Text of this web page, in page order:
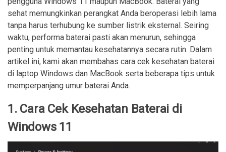
sehat memungkinkan perangkat Anda beroperasi lebih lama
tanpa harus terhubung ke sumber listrik eksternal. Seiring
waktu, performa baterai pasti akan menurun, sehingga
penting untuk memantau kesehatannya secara rutin. Dalam
artikel ini, kami akan membahas cara cek kesehatan baterai
di laptop Windows dan MacBook serta beberapa tips untuk
memperpanjang umur baterai Anda.
1. Cara Cek Kesehatan Baterai di
Windows 11